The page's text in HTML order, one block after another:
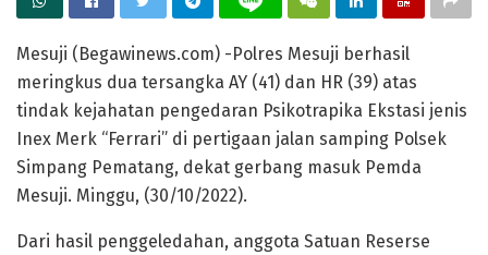
Mesuji (Begawinews.com) -Polres Mesuji berhasil
meringkus dua tersangka AY (41) dan HR (39) atas
tindak kejahatan pengedaran Psikotrapika Ekstasi jenis
Inex Merk “Ferrari” di pertigaan jalan samping Polsek
Simpang Pematang, dekat gerbang masuk Pemda
Mesuji. Minggu, (30/10/2022).
Dari hasil penggeledahan, anggota Satuan Reserse